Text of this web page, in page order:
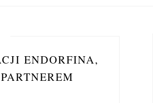
ENDORFINA,